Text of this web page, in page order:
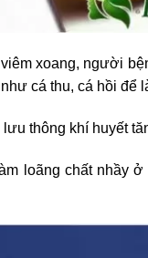
xoang, người
cá thu, cá hồi để
thông khí huyết
loãng chất nhầy